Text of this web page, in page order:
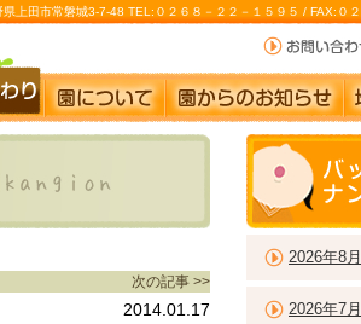
上田市常磐城3-7-48 TEL:０２６８－２２－１５９５ / FAX:０
次の記事 >>
2014.01.17
2026年8
2026年7